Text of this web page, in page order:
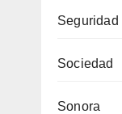
Seguridad
Sociedad
Sonora